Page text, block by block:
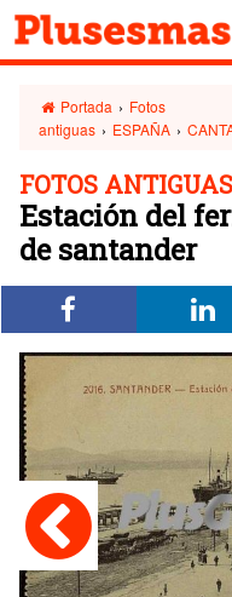
Portada › Fotos
antiguas › ESPAÑA ›
FOTOS ANTIGUAS
Estación del
de santander